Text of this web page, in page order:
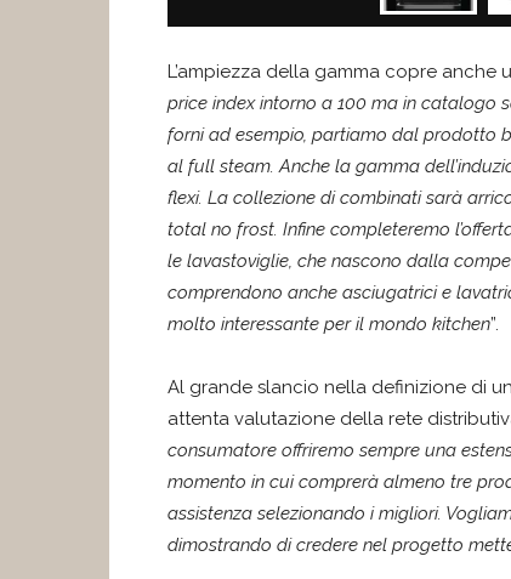
L’ampiezza della gamma copre anche
price index intorno a 100 ma in catalogo
forni ad esempio, partiamo dal prodotto
al full steam.Anche la gamma
flexi. La collezione di combinati sarà
total no frost. Infine completeremo
le lavastoviglie, che nascono dalla
comprendono anche asciugatrici e
molto interessante per il mondo kitchen”.
Al grande slancio nella definizione di
attenta valutazione della rete
consumatore offriremo sempre una
momento in cui comprerà almeno tre
assistenza selezionando i migliori.
dimostrando di credere nel progetto